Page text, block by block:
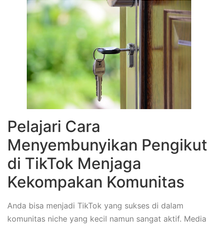
Pelajari Cara
Menyembunyikan Pengikut
di TikTok Menjaga
Kekompakan Komunitas
Anda bisa menjadi TikTok yang sukses di dalam
komunitas niche yang kecil namun sangat aktif. Media